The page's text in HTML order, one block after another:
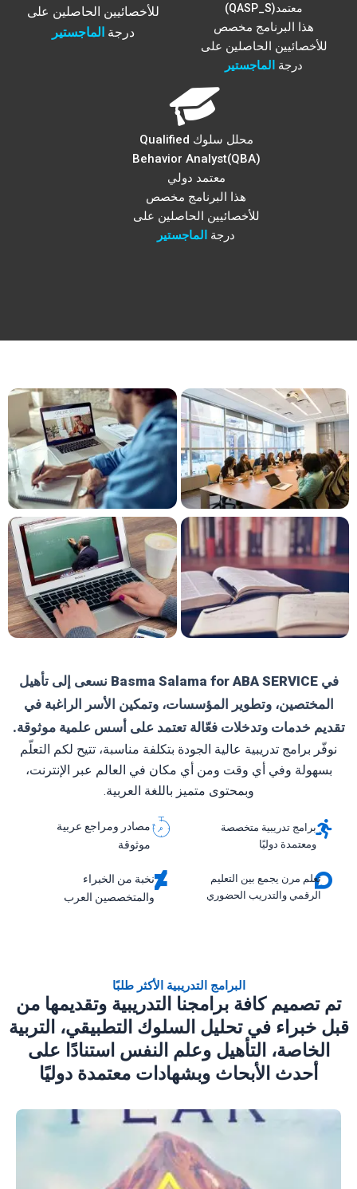
معتمد(QASP_S)
هذا البرنامج مخصص
للأخصائيين الحاصلين على
درجة الماجستير
للأخصائيين الحاصلين على
درجة الماجستير
محلل سلوك Qualified
Behavior Analyst(QBA)
معتمد دولي
هذا البرنامج مخصص
للأخصائيين الحاصلين على
درجة الماجستير
في Basma Salama for ABA SERVICE نسعى إلى تأهيل
المختصين، وتطوير المؤسسات، وتمكين الأسر الراغبة في
تقديم خدمات وتدخلات فعّالة تعتمد على أسس علمية موثوقة.
نوفّر برامج تدريبية عالية الجودة بتكلفة مناسبة، تتيح لكم التعلّم
بسهولة وفي أي وقت ومن أي مكان في العالم عبر الإنترنت،
وبمحتوى متميز باللغة العربية.
برامج تدريبية متخصصة
ومعتمدة دوليًا
مصادر ومراجع عربية
موثوقة
تعلم مرن يجمع بين التعليم
الرقمي والتدريب الحضوري
نخبة من الخبراء
والمتخصصين العرب
البرامج التدريبية الأكثر طلبًا​
تم تصميم كافة برامجنا التدريبية وتقديمها من
قبل خبراء في تحليل السلوك التطبيقي، التربية
الخاصة، التأهيل وعلم النفس استنادًا على
أحدث الأبحاث وبشهادات معتمدة دوليًا